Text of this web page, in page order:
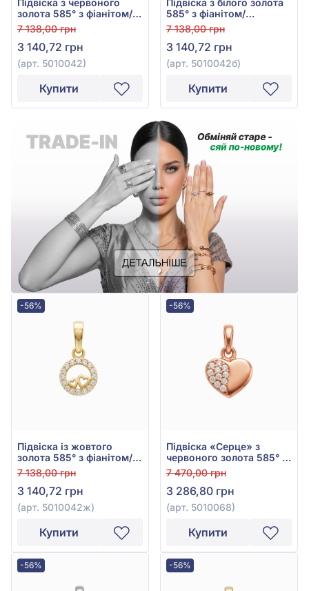
Підвіска з червоного
золота 585° з фіанітом/
куб.цирконієм, арт.
5010042
7 138,00 грн
3 140,72 грн
(арт. 5010042)
Купити
Підвіска з білого золота
585° з фіанітом/
куб.цирконієм, арт.
5010042б
7 138,00 грн
3 140,72 грн
(арт. 5010042б)
Купити
-56%
Підвіска із жовтого
золота 585° з фіанітом/
куб.цирконієм, арт.
5010042ж
7 138,00 грн
3 140,72 грн
(арт. 5010042ж)
Купити
-56%
Підвіска «Серце» з
червоного золота 585° з
фіанітом/куб.цирконієм,
арт. 5010068
7 470,00 грн
3 286,80 грн
(арт. 5010068)
Купити
-56% -56%